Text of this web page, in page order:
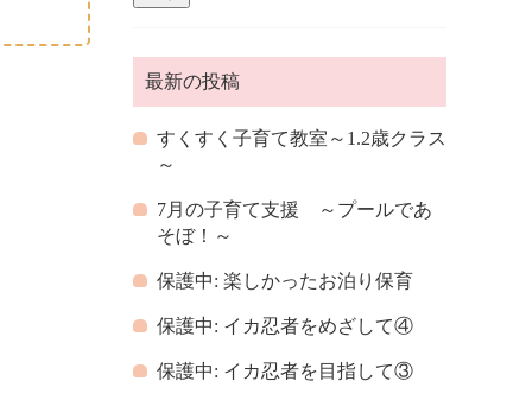
最新の投稿
すくすく子育て教室～1.2歳クラス
～
7月の子育て支援 ～プールであ
そぼ！～
保護中: 楽しかったお泊り保育
保護中: イカ忍者をめざして④
保護中: イカ忍者を目指して③